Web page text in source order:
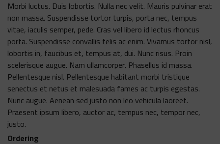
Morbi luctus. Duis lobortis. Nulla nec velit. Mauris pulvinar erat
non massa. Suspendisse tortor turpis, porta nec, tempus
vitae, iaculis semper, pede. Cras vel libero id lectus rhoncus
porta. Suspendisse convallis felis ac enim. Vivamus tortor nisl,
lobortis in, faucibus et, tempus at, dui. Nunc risus. Proin
scelerisque augue. Nam ullamcorper. Phasellus id massa.
Pellentesque nisl. Pellentesque habitant morbi tristique
senectus et netus et malesuada fames ac turpis egestas.
Nunc augue. Aenean sed justo non leo vehicula laoreet.
Praesent ipsum libero, auctor ac, tempus nec, tempor nec,
justo.
Ordering